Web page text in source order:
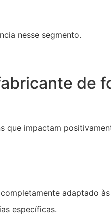
nesse segmento.
de
que impactam
adaptado
específicas.